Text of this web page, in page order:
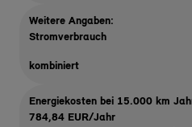
Weitere Angaben:
Stromverbrauch
kombiniert
Energiekosten bei 15.000 km
784,84 EUR/Jahr